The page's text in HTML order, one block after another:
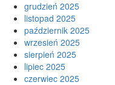
grudzień 2025
listopad 2025
październik 2025
wrzesień 2025
sierpień 2025
lipiec 2025
czerwiec 2025